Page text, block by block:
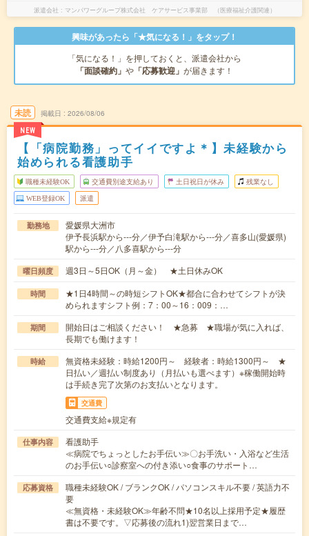
派遣会社 マンパワーグループ株式会社 ケアサービス事業部 （医療福祉介護関連）
興味があったら「★気になる！」をタップ！
「気になる！」を押しておくと、派遣会社から
「面談確約」 や 「応募歓迎」 が届きます！
未読
NEW
掲載日 2026/08/06
【「病院勤務」ってイイですよ＊】未経験から
始められる看護助手
職種未経験OK 交通費別途支給あり 土日祝日が休み 残業なし
WEB登録OK 派遣
勤務地
愛媛県大洲市
伊予長浜駅から---分／伊予白滝駅から---分／喜多山(愛媛県)
駅から---分／八多喜駅から---分
曜日頻度 週3日～5日OK（月～金） ★土日休みOK
時間
★1日4時間～の時短シフトOK★都合に合わせてシフトが決
められますシフト例：7：00～16：009：…
期間
開始日はご相談ください！ ★急募 ★職場が気に入れば、
長期でも働けます！
時給
無資格未経験：時給1200円～ 経験者：時給1300円～ ★
日払い／週払い制度あり（月払いも選べます）※稼働開始時
は手続き完了次第のお支払いとなります。
交通費
交通費支給※規定有
仕事内容
看護助手
≪病院でちょっとしたお手伝い≫〇お手洗い・入浴など生活
のお手伝い○診察室への付き添い○食事のサポート…
応募資格
職種未経験OK / ブランクOK / パソコンスキル不要 / 英語力不
要
≪無資格・未経験OK≫年齢不問★10名以上採用予定★履歴
書は不要です。▽応募後の流れ1)翌営業日まで…